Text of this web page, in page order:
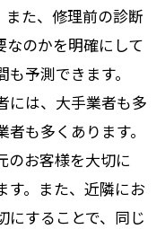
また、修理前の診断
なのかを明確にして
予測できます。
には、大手業者も多
も多くあります。
のお客様を大切に
す。また、近隣にお
にすることで、同じ